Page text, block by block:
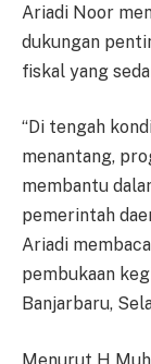
Ariadi Noor
dukungan
fiskal yang
“Di tengah
menantang,
membantu
pemerintah
Ariadi
pembukaan
Banjarbaru,